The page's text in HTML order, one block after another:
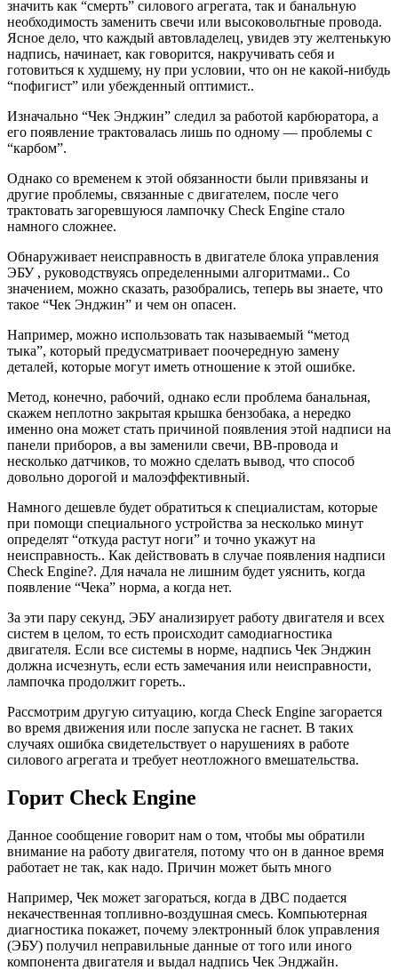
значить как “смерть” силового агрегата, так и банальную
необходимость заменить свечи или высоковольтные провода.
Ясное дело, что каждый автовладелец, увидев эту желтенькую
надпись, начинает, как говорится, накручивать себя и
готовиться к худшему, ну при условии, что он не какой-нибудь
“пофигист” или убежденный оптимист..
Изначально “Чек Энджин” следил за работой карбюратора, а
его появление трактовалась лишь по одному — проблемы с
“карбом”.
Однако со временем к этой обязанности были привязаны и
другие проблемы, связанные с двигателем, после чего
трактовать загоревшуюся лампочку Check Engine стало
намного сложнее.
Обнаруживает неисправность в двигателе блока управления
ЭБУ , руководствуясь определенными алгоритмами.. Со
значением, можно сказать, разобрались, теперь вы знаете, что
такое “Чек Энджин” и чем он опасен.
Например, можно использовать так называемый “метод
тыка”, который предусматривает поочередную замену
деталей, которые могут иметь отношение к этой ошибке.
Метод, конечно, рабочий, однако если проблема банальная,
скажем неплотно закрытая крышка бензобака, а нередко
именно она может стать причиной появления этой надписи на
панели приборов, а вы заменили свечи, ВВ-провода и
несколько датчиков, то можно сделать вывод, что способ
довольно дорогой и малоэффективный.
Намного дешевле будет обратиться к специалистам, которые
при помощи специального устройства за несколько минут
определят “откуда растут ноги” и точно укажут на
неисправность.. Как действовать в случае появления надписи
Check Engine?. Для начала не лишним будет уяснить, когда
появление “Чека” норма, а когда нет.
За эти пару секунд, ЭБУ анализирует работу двигателя и всех
систем в целом, то есть происходит самодиагностика
двигателя. Если все системы в норме, надпись Чек Энджин
должна исчезнуть, если есть замечания или неисправности,
лампочка продолжит гореть..
Рассмотрим другую ситуацию, когда Check Engine загорается
во время движения или после запуска не гаснет. В таких
случаях ошибка свидетельствует о нарушениях в работе
силового агрегата и требует неотложного вмешательства.
Горит Check Engine
Данное сообщение говорит нам о том, чтобы мы обратили
внимание на работу двигателя, потому что он в данное время
работает не так, как надо. Причин может быть много
Например, Чек может загораться, когда в ДВС подается
некачественная топливно-воздушная смесь. Компьютерная
диагностика покажет, почему электронный блок управления
(ЭБУ) получил неправильные данные от того или иного
компонента двигателя и выдал надпись Чек Энджайн.